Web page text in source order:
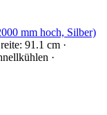
mm hoch, Silber)
91.1 cm ·
·